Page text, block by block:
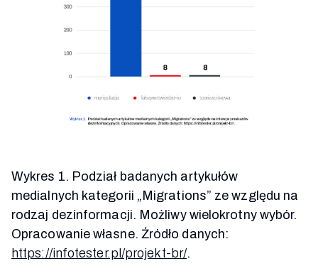
Wykres 1. Podział badanych artykułów
medialnych kategorii „Migrations” ze względu na
rodzaj dezinformacji. Możliwy wielokrotny wybór.
Opracowanie własne. Źródło danych:
https://infotester.pl/projekt-br/.